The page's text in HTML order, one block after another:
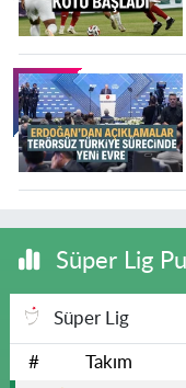
Süper Lig
Süper Lig
# Takım